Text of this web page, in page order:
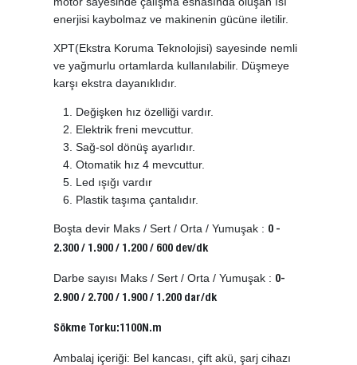
enerjisi kaybolmaz ve makinenin gücüne iletilir.
XPT(Ekstra Koruma Teknolojisi) sayesinde nemli
ve yağmurlu ortamlarda kullanılabilir. Düşmeye
karşı ekstra dayanıklıdır.
Değişken hız özelliği vardır.
Elektrik freni mevcuttur.
Sağ-sol dönüş ayarlıdır.
Otomatik hız 4 mevcuttur.
Led ışığı vardır
Plastik taşıma çantalıdır.
Boşta devir Maks / Sert / Orta / Yumuşak : 0 -
2.300 / 1.900 / 1.200 / 600 dev/dk
Darbe sayısı Maks / Sert / Orta / Yumuşak : 0-
2.900 / 2.700 / 1.900 / 1.200 dar/dk
Sökme Torku:1100N.m
Ambalaj içeriği: Bel kancası, çift akü, şarj cihazı